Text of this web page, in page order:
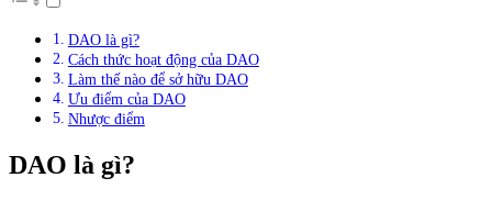
DAO là gì?
Cách thức hoạt động của DAO
Làm thế nào để sở hữu DAO
Ưu điểm của DAO
Nhược điểm
DAO là gì?